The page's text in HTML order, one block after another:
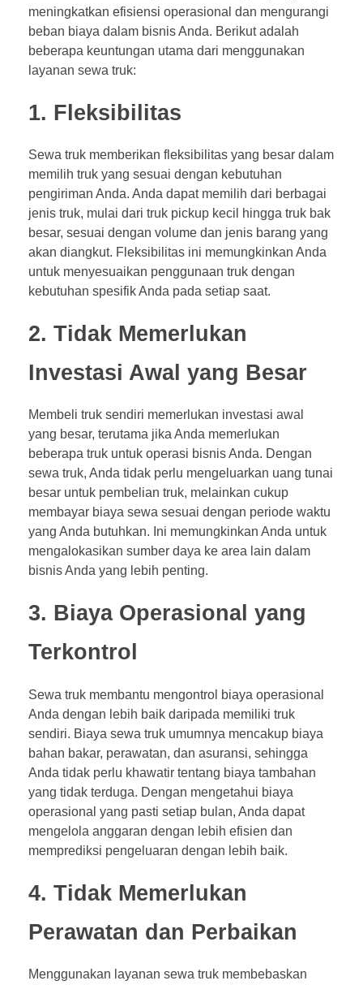
meningkatkan efisiensi operasional dan mengurangi
beban biaya dalam bisnis Anda. Berikut adalah
beberapa keuntungan utama dari menggunakan
layanan sewa truk:
1. Fleksibilitas
Sewa truk memberikan fleksibilitas yang besar dalam
memilih truk yang sesuai dengan kebutuhan
pengiriman Anda. Anda dapat memilih dari berbagai
jenis truk, mulai dari truk pickup kecil hingga truk bak
besar, sesuai dengan volume dan jenis barang yang
akan diangkut. Fleksibilitas ini memungkinkan Anda
untuk menyesuaikan penggunaan truk dengan
kebutuhan spesifik Anda pada setiap saat.
2. Tidak Memerlukan
Investasi Awal yang Besar
Membeli truk sendiri memerlukan investasi awal
yang besar, terutama jika Anda memerlukan
beberapa truk untuk operasi bisnis Anda. Dengan
sewa truk, Anda tidak perlu mengeluarkan uang tunai
besar untuk pembelian truk, melainkan cukup
membayar biaya sewa sesuai dengan periode waktu
yang Anda butuhkan. Ini memungkinkan Anda untuk
mengalokasikan sumber daya ke area lain dalam
bisnis Anda yang lebih penting.
3. Biaya Operasional yang
Terkontrol
Sewa truk membantu mengontrol biaya operasional
Anda dengan lebih baik daripada memiliki truk
sendiri. Biaya sewa truk umumnya mencakup biaya
bahan bakar, perawatan, dan asuransi, sehingga
Anda tidak perlu khawatir tentang biaya tambahan
yang tidak terduga. Dengan mengetahui biaya
operasional yang pasti setiap bulan, Anda dapat
mengelola anggaran dengan lebih efisien dan
memprediksi pengeluaran dengan lebih baik.
4. Tidak Memerlukan
Perawatan dan Perbaikan
Menggunakan layanan sewa truk membebaskan